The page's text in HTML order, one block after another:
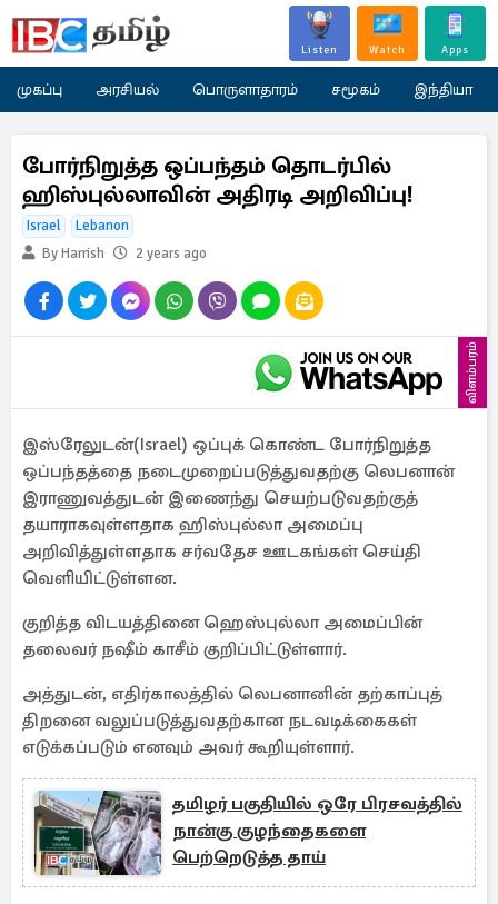
Listen Watch Apps
முகப்பு அரசியல் பொருளாதாரம் சமூகம் இந்தியா
போர்நிறுத்த ஒப்பந்தம் தொடர்பில்
ஹிஸ்புல்லாவின் அதிரடி அறிவிப்பு!
Israel
Lebanon
By Harrish
2 years ago
விளம்பரம்
இஸ்ரேலுடன்(Israel) ஒப்புக் கொண்ட போர்நிறுத்த
ஒப்பந்தத்தை நடைமுறைப்படுத்துவதற்கு லெபனான்
இராணுவத்துடன் இணைந்து செயற்படுவதற்குத்
தயாராகவுள்ளதாக ஹிஸ்புல்லா அமைப்பு
அறிவித்துள்ளதாக சர்வதேச ஊடகங்கள் செய்தி
வெளியிட்டுள்ளன.
குறித்த விடயத்தினை ஹெஸ்புல்லா அமைப்பின்
தலைவர் நஷீம் காசீம் குறிப்பிட்டுள்ளார்.
அத்துடன், எதிர்காலத்தில் லெபனானின் தற்காப்புத்
திறனை வலுப்படுத்துவதற்கான நடவடிக்கைகள்
எடுக்கப்படும் எனவும் அவர் கூறியுள்ளார்.
தமிழர் பகுதியில் ஒரே பிரசவத்தில்
நான்கு குழந்தைகளை
பெற்றெடுத்த தாய்